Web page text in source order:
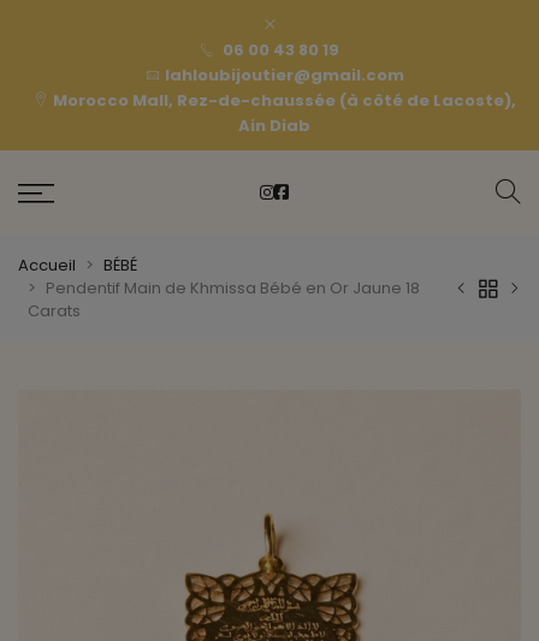
06 00 43 80 19
lahloubijoutier@gmail.com
Morocco Mall, Rez-de-chaussée (à côté de Lacoste),
Ain Diab
Accueil
BÉBÉ
Pendentif Main de Khmissa Bébé en Or Jaune 18
Carats